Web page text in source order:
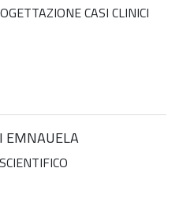
CASI CLINICI
EMNAUELA